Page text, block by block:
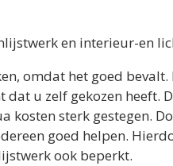
en interieur-en
omdat het goed bevalt.
u zelf gekozen heeft.
kosten sterk gestegen.
goed helpen.
ook beperkt.